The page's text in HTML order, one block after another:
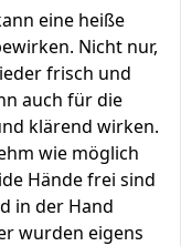
eine heiße
Nicht nur,
frisch und
auch für die
klärend wirken.
wie möglich
Hände frei sind
in der Hand
wurden eigens